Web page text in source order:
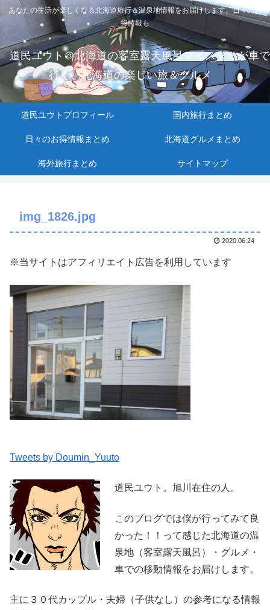
あなたの生活が楽しくなる北海道旅行＆温泉地情報をお届けします。日々のお
得情報も
道民ユウト＠北海道の客室露天風呂マイスターが車で
行く、北海道の楽しい旅＆グルメ
道民ユウトプロフィール 国内旅行まとめ
日々のお得情報まとめ 北海道グルメまとめ
海外旅行まとめ サイトマップ
img_1826.jpg
2020.06.24
※当サイトはアフィリエイト広告を利用しています
Tweets by Doumin_Yuuto
道民ユウト。旭川在住の人。
このブログでは僕が行ってみて良
かった！！って感じた北海道の温
泉地（客室露天風呂）・グルメ・
車での移動情報をお届けします。
主に３０代カップル・夫婦（子供なし）の参考になる情報